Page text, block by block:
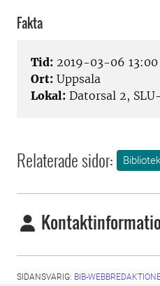
Fakta
Tid: 2019-03-06
Ort: Uppsala
Lokal: Datorsal 2,
Relaterade sidor:
SIDANSVARIG: BIB-